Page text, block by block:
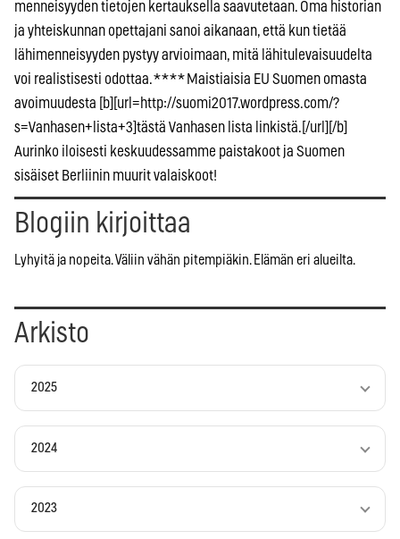
menneisyyden tietojen kertauksella saavutetaan. Oma historian
ja yhteiskunnan opettajani sanoi aikanaan, että kun tietää
lähimenneisyyden pystyy arvioimaan, mitä lähitulevaisuudelta
voi realistisesti odottaa. * * * * Maistiaisia EU Suomen omasta
avoimuudesta [b][url=http://suomi2017.wordpress.com/?
s=Vanhasen+lista+3]tästä Vanhasen lista linkistä.[/url][/b]
Aurinko iloisesti keskuudessamme paistakoot ja Suomen
sisäiset Berliinin muurit valaiskoot!
Blogiin kirjoittaa
Lyhyitä ja nopeita. Väliin vähän pitempiäkin. Elämän eri alueilta.
Arkisto
2025
2024
2023